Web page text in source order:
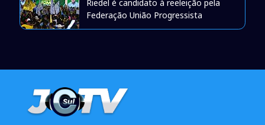
Riedel é candidato à reeleição pela
Federação União Progressista